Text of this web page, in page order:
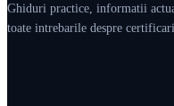
Ghiduri practice, informatii
toate intrebarile despre